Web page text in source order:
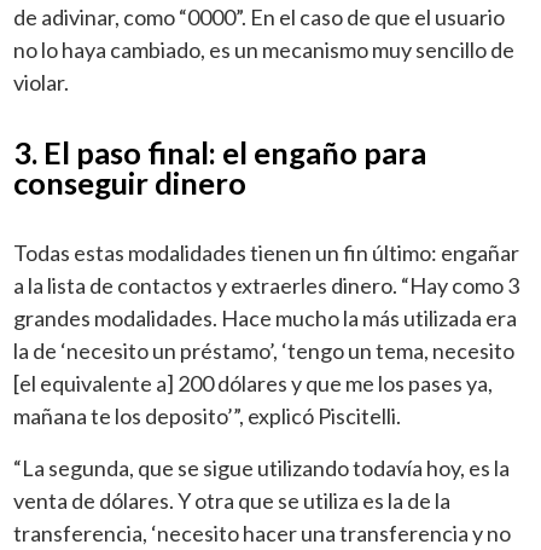
de adivinar, como “0000”. En el caso de que el usuario
no lo haya cambiado, es un mecanismo muy sencillo de
violar.
3. El paso final: el engaño para
conseguir dinero
Todas estas modalidades tienen un fin último: engañar
a la lista de contactos y extraerles dinero. “Hay como 3
grandes modalidades. Hace mucho la más utilizada era
la de ‘necesito un préstamo’, ‘tengo un tema, necesito
[el equivalente a] 200 dólares y que me los pases ya,
mañana te los deposito’”, explicó Piscitelli.
“La segunda, que se sigue utilizando todavía hoy, es la
venta de dólares. Y otra que se utiliza es la de la
transferencia, ‘necesito hacer una transferencia y no